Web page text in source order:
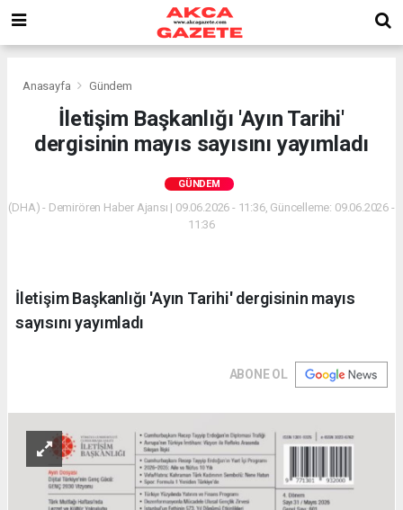
Anasayfa Gündem
İletişim Başkanlığı 'Ayın Tarihi'
dergisinin mayıs sayısını yayımladı
GÜNDEM
(DHA) - Demirören Haber Ajansı | 09.06.2026 - 11:36, Güncelleme: 09.06.2026 -
11:36
İletişim Başkanlığı 'Ayın Tarihi' dergisinin mayıs
sayısını yayımladı
ABONE OL